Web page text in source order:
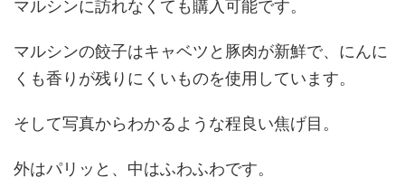
マルシンに訪れなくても購入可能です。
マルシンの餃子はキャベツと豚肉が新鮮で、にんに
くも香りが残りにくいものを使用しています。
そして写真からわかるような程良い焦げ目。
外はパリッと、中はふわふわです。